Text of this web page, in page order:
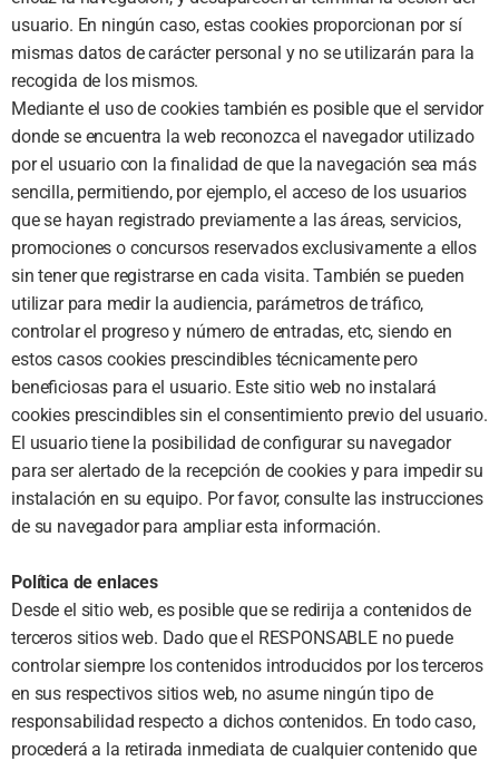
usuario. En ningún caso, estas cookies proporcionan por sí
mismas datos de carácter personal y no se utilizarán para la
recogida de los mismos.
Mediante el uso de cookies también es posible que el servidor
donde se encuentra la web reconozca el navegador utilizado
por el usuario con la finalidad de que la navegación sea más
sencilla, permitiendo, por ejemplo, el acceso de los usuarios
que se hayan registrado previamente a las áreas, servicios,
promociones o concursos reservados exclusivamente a ellos
sin tener que registrarse en cada visita. También se pueden
utilizar para medir la audiencia, parámetros de tráfico,
controlar el progreso y número de entradas, etc, siendo en
estos casos cookies prescindibles técnicamente pero
beneficiosas para el usuario. Este sitio web no instalará
cookies prescindibles sin el consentimiento previo del usuario.
El usuario tiene la posibilidad de configurar su navegador
para ser alertado de la recepción de cookies y para impedir su
instalación en su equipo. Por favor, consulte las instrucciones
de su navegador para ampliar esta información.
Política de enlaces
Desde el sitio web, es posible que se redirija a contenidos de
terceros sitios web. Dado que el RESPONSABLE no puede
controlar siempre los contenidos introducidos por los terceros
en sus respectivos sitios web, no asume ningún tipo de
responsabilidad respecto a dichos contenidos. En todo caso,
procederá a la retirada inmediata de cualquier contenido que